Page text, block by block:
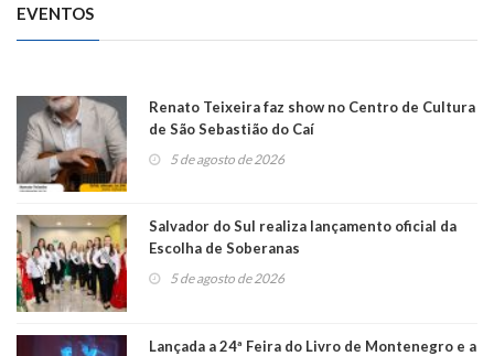
EVENTOS
Renato Teixeira faz show no Centro de Cultura
de São Sebastião do Caí
5 de agosto de 2026
Salvador do Sul realiza lançamento oficial da
Escolha de Soberanas
5 de agosto de 2026
Lançada a 24ª Feira do Livro de Montenegro e a